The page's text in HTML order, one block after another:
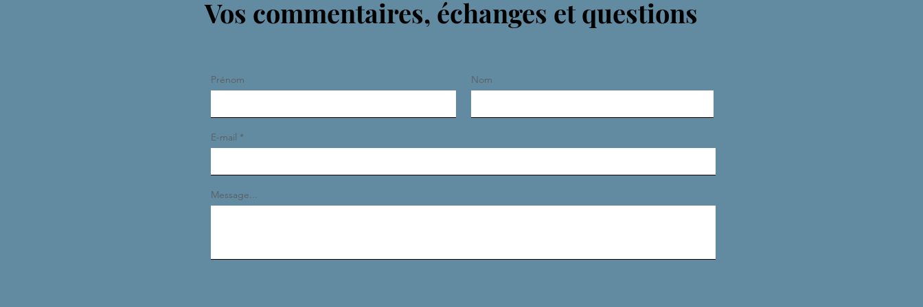
Vos commentaires, échanges et questions
Prénom Nom
E-mail
Message...